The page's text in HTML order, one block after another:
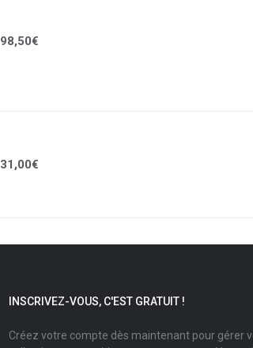
98,50€
31,00€
INSCRIVEZ-VOUS, C'EST GRATUIT !
Créez votre compte dès maintenant pour gérer